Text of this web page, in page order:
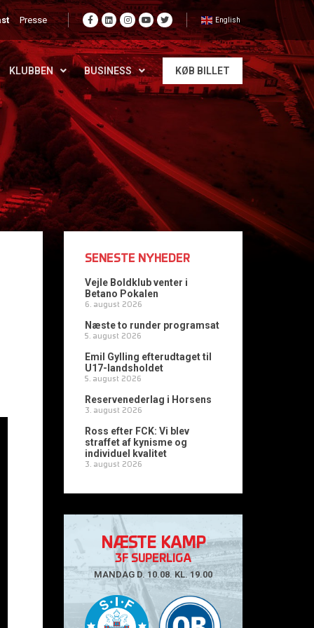
Presse English
KLUBBEN BUSINESS KØB BILLET
SENESTE NYHEDER
Vejle Boldklub venter i
Betano Pokalen
6. august 2026
Næste to runder programsat
5. august 2026
Emil Gylling efterudtaget til
U17-landsholdet
5. august 2026
Reservenederlag i Horsens
3. august 2026
Ross efter FCK: Vi blev
straffet af kynisme og
individuel kvalitet
3. august 2026
NÆSTE KAMP
3F SUPERLIGA
MANDAG D. 10.08. KL. 19.00